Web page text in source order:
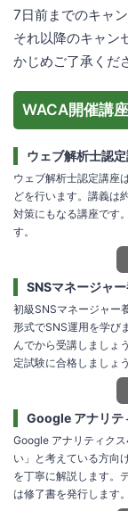
7日前までのキャ
それ以降のキャン
かじめご了承くだ
WACA開催講
ウェブ解析士認
ウェブ解析士認定講座
どを行います。講義は
対策にもなる講座です
す。
SNSマネージャ
初級SNSマネージャー
形式でSNS運用を学び
んでから受講しましょ
定試験に合格しましょう
Google アナリテ
Google アナリティク
い」と考えている方向
を丁寧に解説します。
は修了書を発行します。